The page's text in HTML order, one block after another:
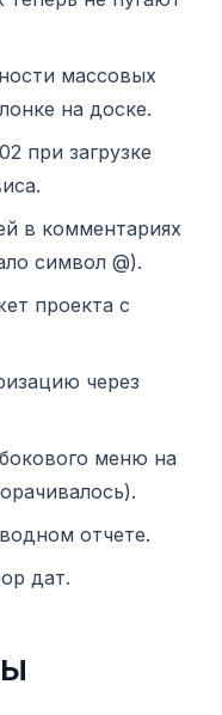
массовых
на доске.
при загрузке
в комментариях
символ @).
проекта с
через
меню на
отчете.
дат.